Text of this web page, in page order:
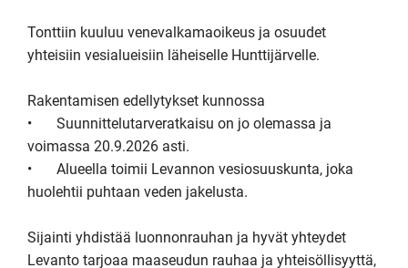
Tonttiin kuuluu venevalkamaoikeus ja osuudet
yhteisiin vesialueisiin läheiselle Hunttijärvelle.
Rakentamisen edellytykset kunnossa
•	Suunnittelutarveratkaisu on jo olemassa ja
voimassa 20.9.2026 asti.
•	Alueella toimii Levannon vesiosuuskunta, joka
huolehtii puhtaan veden jakelusta.
Sijainti yhdistää luonnonrauhan ja hyvät yhteydet
Levanto tarjoaa maaseudun rauhaa ja yhteisöllisyyttä,